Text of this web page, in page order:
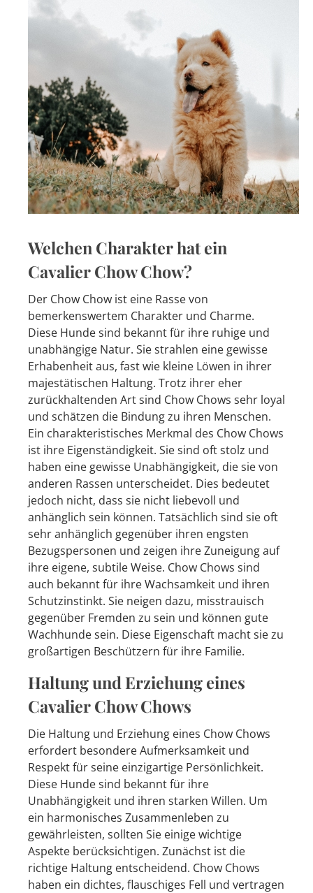
Welchen Charakter hat ein
Cavalier Chow Chow?
Der Chow Chow ist eine Rasse von
bemerkenswertem Charakter und Charme.
Diese Hunde sind bekannt für ihre ruhige und
unabhängige Natur. Sie strahlen eine gewisse
Erhabenheit aus, fast wie kleine Löwen in ihrer
majestätischen Haltung. Trotz ihrer eher
zurückhaltenden Art sind Chow Chows sehr loyal
und schätzen die Bindung zu ihren Menschen.
Ein charakteristisches Merkmal des Chow Chows
ist ihre Eigenständigkeit. Sie sind oft stolz und
haben eine gewisse Unabhängigkeit, die sie von
anderen Rassen unterscheidet. Dies bedeutet
jedoch nicht, dass sie nicht liebevoll und
anhänglich sein können. Tatsächlich sind sie oft
sehr anhänglich gegenüber ihren engsten
Bezugspersonen und zeigen ihre Zuneigung auf
ihre eigene, subtile Weise. Chow Chows sind
auch bekannt für ihre Wachsamkeit und ihren
Schutzinstinkt. Sie neigen dazu, misstrauisch
gegenüber Fremden zu sein und können gute
Wachhunde sein. Diese Eigenschaft macht sie zu
großartigen Beschützern für ihre Familie.
Haltung und Erziehung eines
Cavalier Chow Chows
Die Haltung und Erziehung eines Chow Chows
erfordert besondere Aufmerksamkeit und
Respekt für seine einzigartige Persönlichkeit.
Diese Hunde sind bekannt für ihre
Unabhängigkeit und ihren starken Willen. Um
ein harmonisches Zusammenleben zu
gewährleisten, sollten Sie einige wichtige
Aspekte berücksichtigen. Zunächst ist die
richtige Haltung entscheidend. Chow Chows
haben ein dichtes, flauschiges Fell und vertragen